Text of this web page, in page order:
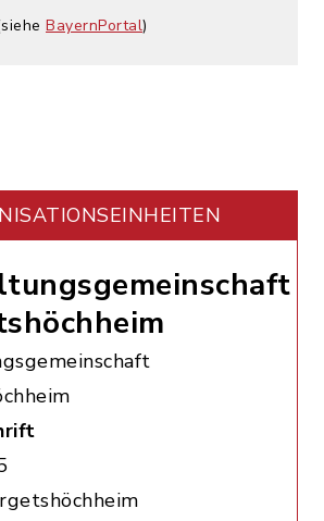
BayernPortal)